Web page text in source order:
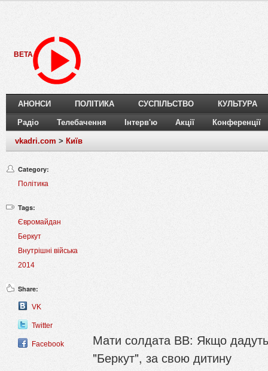
BETA
АНОНСИ ПОЛІТИКА СУСПІЛЬСТВО КУЛЬТУРА
Радіо Телебачення Інтерв'ю Акції Конференції
vkadri.com > Київ
Category:
Політика
Tags:
Євромайдан
Беркут
Внутрішні війська
2014
Share:
VK
Twitter
Facebook
Мати солдата ВВ: Якщо
"Беркут", за свою дитину